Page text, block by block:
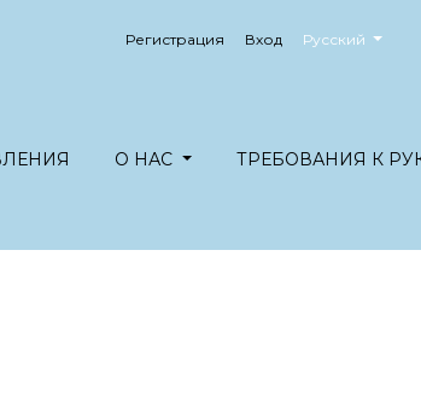
Регистрация Вход Русский
О НАС ТРЕБОВАНИЯ К